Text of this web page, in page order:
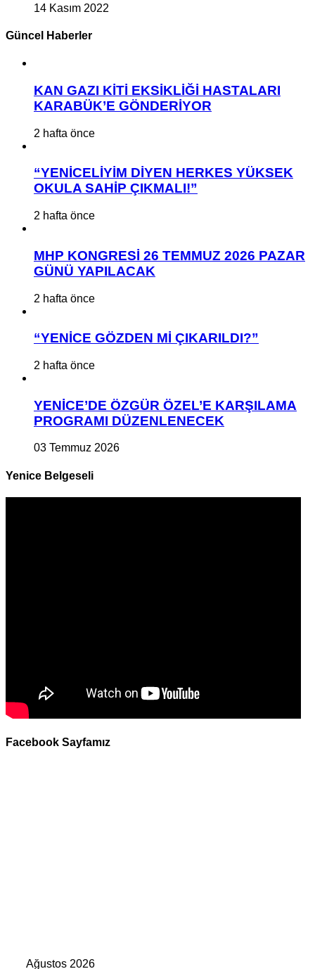
14 Kasım 2022
Güncel Haberler
KAN GAZI KİTİ EKSİKLİĞİ HASTALARI
KARABÜK’E GÖNDERİYOR
2 hafta önce
“YENİCELİYİM DİYEN HERKES YÜKSEK
OKULA SAHİP ÇIKMALI!”
2 hafta önce
MHP KONGRESİ 26 TEMMUZ 2026 PAZAR
GÜNÜ YAPILACAK
2 hafta önce
“YENİCE GÖZDEN Mİ ÇIKARILDI?”
2 hafta önce
YENİCE’DE ÖZGÜR ÖZEL’E KARŞILAMA
PROGRAMI DÜZENLENECEK
03 Temmuz 2026
Yenice Belgeseli
Facebook Sayfamız
Ağustos 2026